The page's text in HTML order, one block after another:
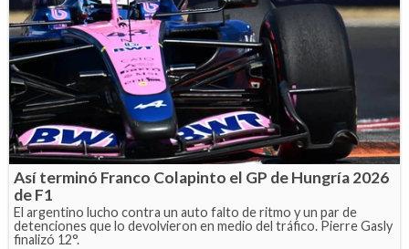
Así terminó Franco Colapinto el GP de Hungría 2026
de F1
El argentino lucho contra un auto falto de ritmo y un par de
detenciones que lo devolvieron en medio del tráfico. Pierre Gasly
finalizó 12°.